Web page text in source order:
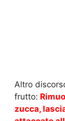
Altro
frutto:
zucca,